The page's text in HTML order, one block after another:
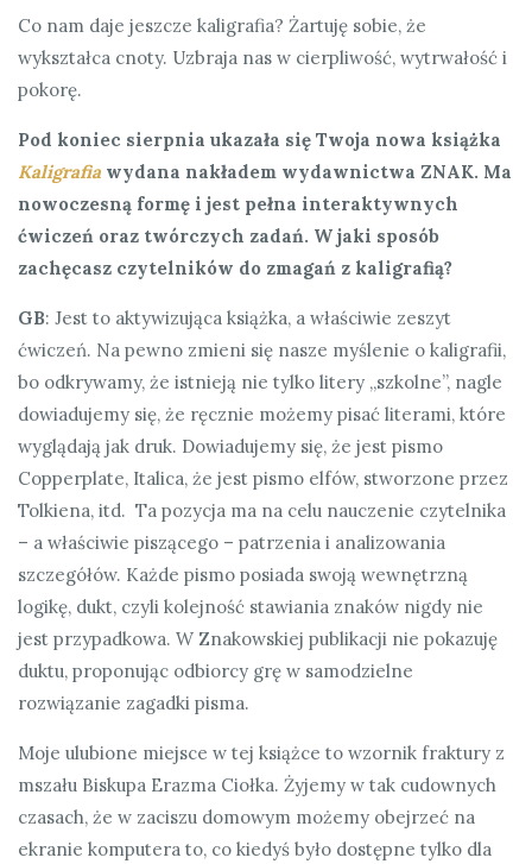
Co nam daje jeszcze kaligrafia? Żartuję sobie, że
wykształca cnoty. Uzbraja nas w cierpliwość, wytrwałość i
pokorę.
Pod koniec sierpnia ukazała się Twoja nowa książka
Kaligrafia wydana nakładem wydawnictwa ZNAK. Ma
nowoczesną formę i jest pełna interaktywnych
ćwiczeń oraz twórczych zadań. W jaki sposób
zachęcasz czytelników do zmagań z kaligrafią?
GB: Jest to aktywizująca książka, a właściwie zeszyt
ćwiczeń. Na pewno zmieni się nasze myślenie o kaligrafii,
bo odkrywamy, że istnieją nie tylko litery „szkolne”, nagle
dowiadujemy się, że ręcznie możemy pisać literami, które
wyglądają jak druk. Dowiadujemy się, że jest pismo
Copperplate, Italica, że jest pismo elfów, stworzone przez
Tolkiena, itd. Ta pozycja ma na celu nauczenie czytelnika
– a właściwie piszącego – patrzenia i analizowania
szczegółów. Każde pismo posiada swoją wewnętrzną
logikę, dukt, czyli kolejność stawiania znaków nigdy nie
jest przypadkowa. W Znakowskiej publikacji nie pokazuję
duktu, proponując odbiorcy grę w samodzielne
rozwiązanie zagadki pisma.
Moje ulubione miejsce w tej książce to wzornik fraktury z
mszału Biskupa Erazma Ciołka. Żyjemy w tak cudownych
czasach, że w zaciszu domowym możemy obejrzeć na
ekranie komputera to, co kiedyś było dostępne tylko dla